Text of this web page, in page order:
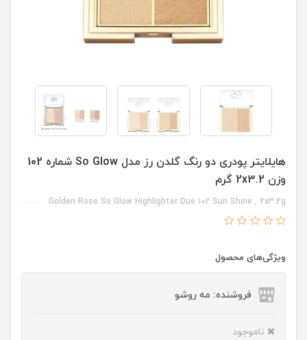
هایلایتر پودری دو رنگ گلدن رز مدل So Glow شماره 102
وزن 2x3.2 گرم
Golden Rose So Glow Highlighter Due 102 Sun Shine , 2x3.2g
ویژگی‌های محصول
فروشنده: مه رو‌شو
ناموجود